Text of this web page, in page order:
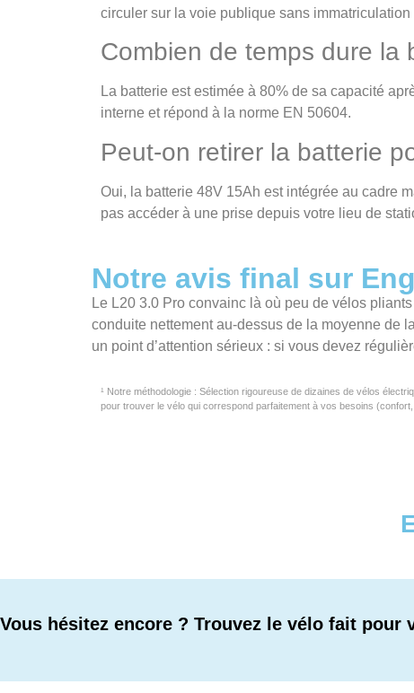
circuler sur la voie publique sans
Combien de temps dure la
La batterie est estimée à 80% de sa capacité
interne et répond à la norme EN 50604.
Peut-on retirer la batterie
Oui, la batterie 48V 15Ah est intégrée au cadre
pas accéder à une prise depuis votre lieu de
Notre avis final sur
Le L20 3.0 Pro convainc là où peu de vélos
conduite nettement au-dessus de la moyenne de
un point d’attention sérieux : si vous devez
¹ Notre méthodologie : Sélection rigoureuse de dizaines de vélos
pour trouver le vélo qui correspond parfaitement à vos besoins
Vous hésitez encore ? Trouvez le vélo fait pour